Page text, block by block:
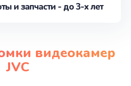
и запчасти - до 3-х лет
видеокамер
JVC